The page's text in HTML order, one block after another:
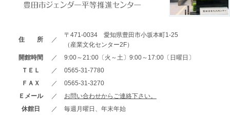
住 所 ／
〒471-0034 愛知県豊田市小坂本町1-25
（産業文化センター2F）
開館時間
／
9:00～21:00〔火～土〕9:00～17:00〔日曜日〕
ＴＥＬ
／
0565-31-7780
ＦＡＸ
／
0565-31-3270
Ｅメール
／
お問い合わせからご連絡下さい。
休館日
／ 毎週月曜日、年末年始